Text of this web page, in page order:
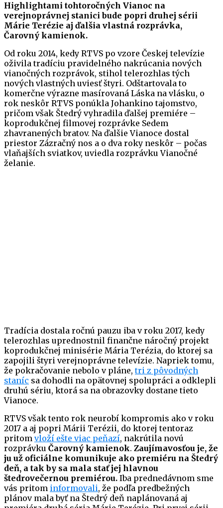
Highlightami tohtoročných Vianoc na
verejnoprávnej stanici bude popri druhej sérii
Márie Terézie aj ďalšia vlastná rozprávka,
Čarovný kamienok.
Od roku 2014, kedy RTVS po vzore Českej televízie
oživila tradíciu pravidelného nakrúcania nových
vianočných rozprávok, stihol telerozhlas tých
nových vlastných uviesť štyri. Odštartovala to
komerčne výrazne masírovaná Láska na vlásku, o
rok neskôr RTVS ponúkla Johankino tajomstvo,
pričom však Štedrý vyhradila ďalšej premiére –
koprodukčnej filmovej rozprávke Sedem
zhavranených bratov. Na ďalšie Vianoce dostal
priestor Zázračný nos a o dva roky neskôr – počas
vlaňajších sviatkov, uviedla rozprávku Vianočné
želanie.
Tradícia dostala ročnú pauzu iba v roku 2017, kedy
telerozhlas uprednostnil finančne náročný projekt
koprodukčnej minisérie Mária Terézia, do ktorej sa
zapojili štyri verejnoprávne televízie. Napriek tomu,
že pokračovanie nebolo v pláne,tri z pôvodných
staníc sa dohodli na opätovnej spolupráci a odklepli
druhú sériu, ktorá sa na obrazovky dostane tieto
Vianoce.
RTVS však tento rok neurobí kompromis ako v roku
2017 a aj popri Márii Terézii, do ktorej tentoraz
pritom vloží ešte viac peňazí, nakrútila novú
rozprávku Čarovný kamienok. Zaujímavosťou je, že
ju už oficiálne komunikuje ako premiéru na Štedrý
deň, a tak by sa mala stať jej hlavnou
štedrovečernou premiérou. Iba prednedávnom sme
vás pritom informovali, že podľa predbežných
plánov mala byť na Štedrý deň naplánovaná aj